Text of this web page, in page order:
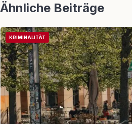
Ähnliche Beiträge
KRIMINALITÄT